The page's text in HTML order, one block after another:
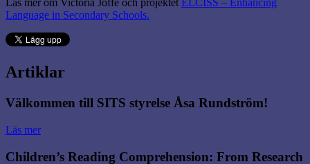
Läs mer om Victoria Joffe och projektetELCISS – Enhancing
Language in Secondary Schools.
Artiklar
Välkommen till SITS styrelse Åsa Rundström!
Läs mer
Children’s Reading Comprehension: From Research